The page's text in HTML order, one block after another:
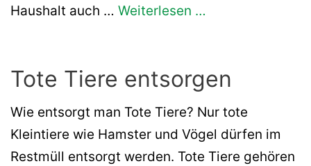
Haushalt auch … Weiterlesen …
Tote Tiere entsorgen
Wie entsorgt man Tote Tiere? Nur tote
Kleintiere wie Hamster und Vögel dürfen im
Restmüll entsorgt werden. Tote Tiere gehören